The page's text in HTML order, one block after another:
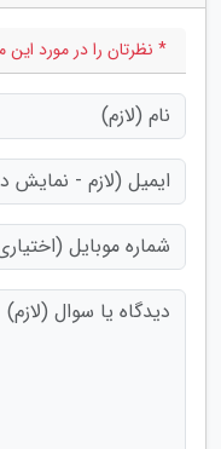
* نظرتان را در مورد این